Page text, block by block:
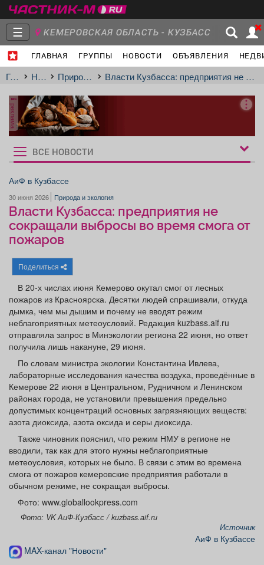
☰ КЕМЕРОВСКАЯ ОБЛАСТЬ - КУЗБАСС
ГЛАВНАЯ ГРУППЫ НОВОСТИ ОБЪЯВЛЕНИЯ
Главная
Группы
Объявления Недвижимость Услуги
Работа
Афиша
Товары Поздравления Погода
ТВ программа Я - пенсионер
ГлавнаяНовостиПрирода и экология Власти Кузбасса: предприятия не сокращали выбросы во время смога от пожаров
реклама
Рукбрики
новостей
ВСЕ НОВОСТИ
АиФ в Кузбассе
30 июня 2026 Природа и экология
Власти Кузбасса: предприятия не
сокращали выбросы во время смога от
пожаров
Поделиться
В 20-х числах июня Кемерово окутал смог от лесных
пожаров из Красноярска. Десятки людей спрашивали, откуда
дымка, чем мы дышим и почему не вводят режим
неблагоприятных метеоусловий. Редакция kuzbass.aif.ru
отправляла запрос в Минэкологии региона 22 июня, но ответ
получила лишь накануне, 29 июня.
По словам министра экологии Константина Ивлева,
лабораторные исследования качества воздуха, проведённые в
Кемерове 22 июня в Центральном, Рудничном и Ленинском
районах города, не установили превышения предельно
допустимых концентраций основных загрязняющих веществ:
азота диоксида, азота оксида и серы диоксида.
Также чиновник пояснил, что режим НМУ в регионе не
вводили, так как для этого нужны неблагоприятные
метеоусловия, которых не было. В связи с этим во времена
смога от пожаров кемеровские предприятия работали в
обычном режиме, не сокращая выбросы.
Фото: www.globallookpress.com
Фото: VK АиФ-Кузбасс / kuzbass.aif.ru
Источник
АиФ в Кузбассе
MAX-канал "Новости"